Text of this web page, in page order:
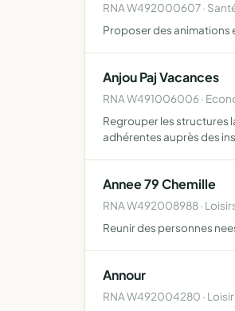
RNA W492000607 ·
Proposer des animations
Anjou Paj Vacances
RNA W491006006 ·
Regrouper les structures
adhérentes auprès des
Annee 79 Chemille
RNA W492008988 ·
Reunir des personnes
Annour
RNA W492004280 ·